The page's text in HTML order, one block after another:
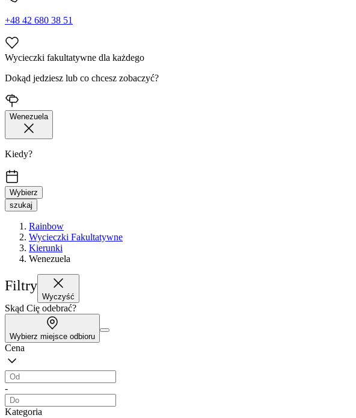
+48 42 680 38 51
Wycieczki fakultatywne dla każdego
Dokąd jedziesz lub co chcesz zobaczyć?
Wenezuela
Kiedy?
Wybierz
szukaj
Rainbow
Wycieczki Fakultatywne
Kierunki
Wenezuela
Filtry
Wyczyść
Skąd Cię odebrać?
Wybierz miejsce odbioru
Cena
-
Kategoria